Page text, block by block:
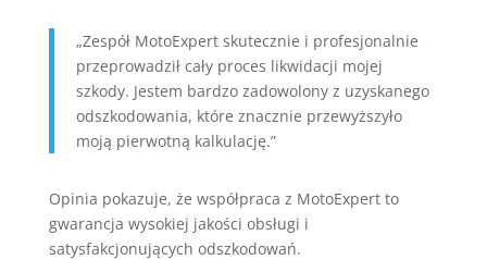
„Zespół MotoExpert skutecznie i profesjonalnie
przeprowadził cały proces likwidacji mojej
szkody. Jestem bardzo zadowolony z uzyskanego
odszkodowania, które znacznie przewyższyło
moją pierwotną kalkulację.”
Opinia pokazuje, że współpraca z MotoExpert to
gwarancja wysokiej jakości obsługi i
satysfakcjonujących odszkodowań.